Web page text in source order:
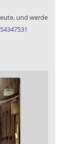
und werde